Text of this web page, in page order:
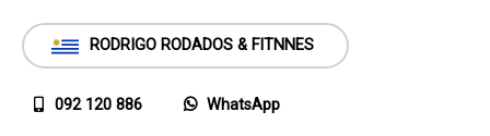
RODRIGO RODADOS & FITNNES
092 120 886 WhatsApp